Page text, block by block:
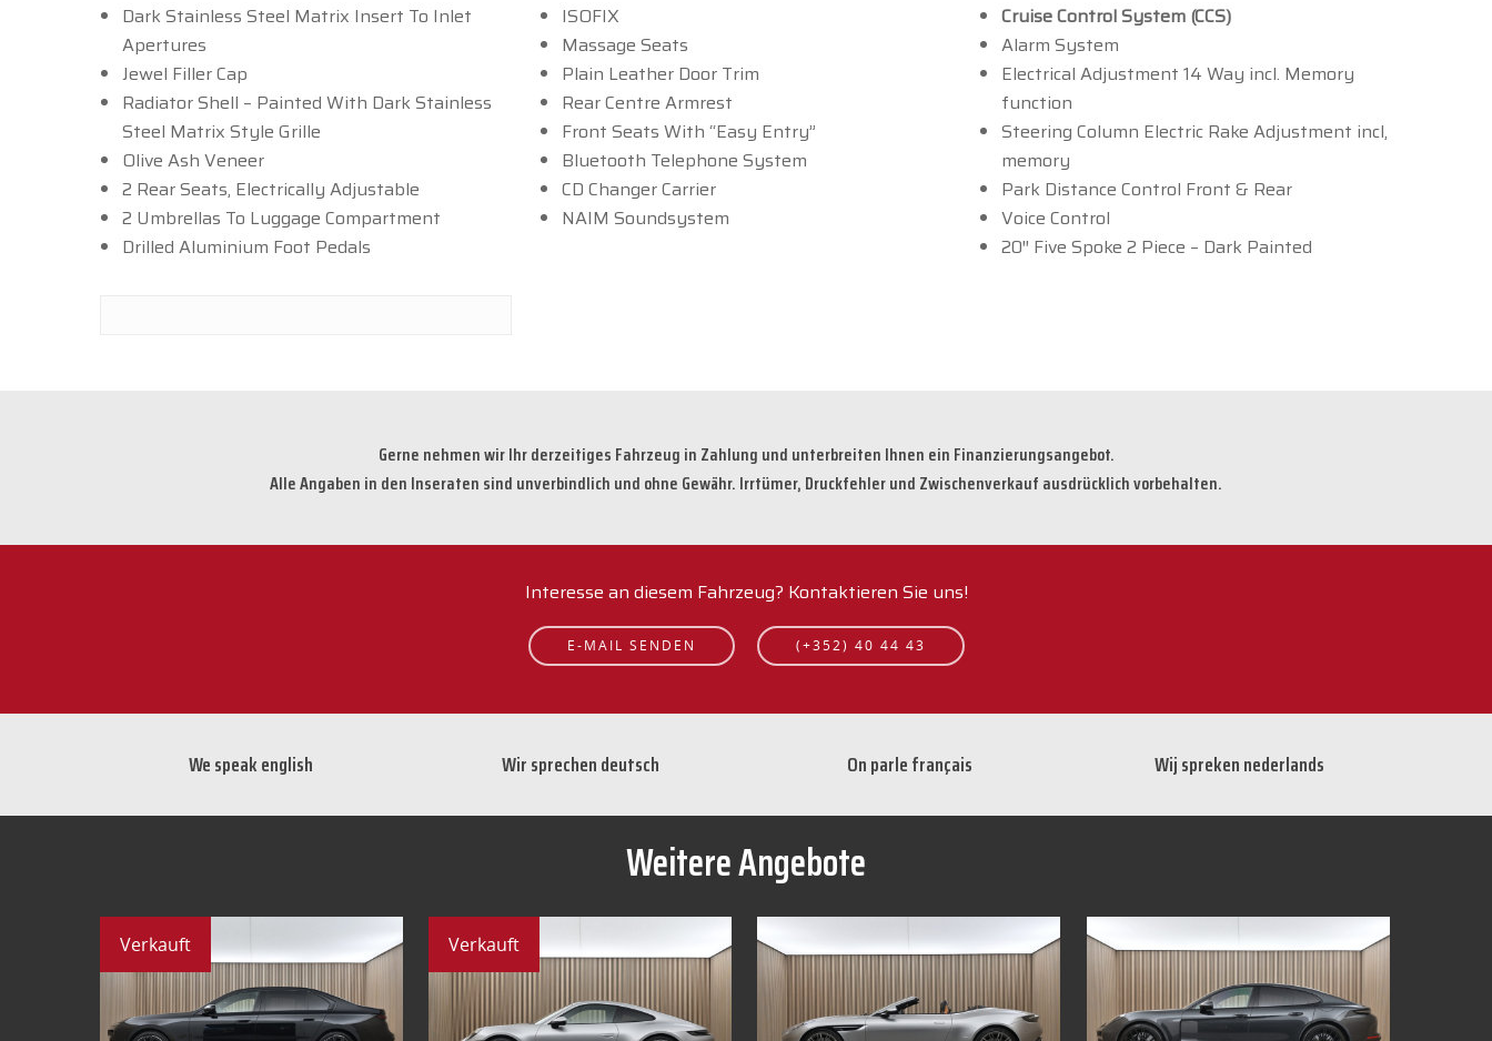
Dark Stainless Steel Matrix Insert To Inlet
Apertures
Jewel Filler Cap
Radiator Shell – Painted With Dark Stainless
Steel Matrix Style Grille
Olive Ash Veneer
2 Rear Seats, Electrically Adjustable
2 Umbrellas To Luggage Compartment
Drilled Aluminium Foot Pedals
ISOFIX
Massage Seats
Plain Leather Door Trim
Rear Centre Armrest
Front Seats With “Easy Entry”
Bluetooth Telephone System
CD Changer Carrier
NAIM Soundsystem
Cruise Control System (CCS)
Alarm System
Electrical Adjustment 14 Way incl. Memory
function
Steering Column Electric Rake Adjustment incl,
memory
Park Distance Control Front & Rear
Voice Control
20″ Five Spoke 2 Piece – Dark Painted
Gerne nehmen wir Ihr derzeitiges Fahrzeug in Zahlung und unterbreiten Ihnen ein Finanzierungsangebot.
Alle Angaben in den Inseraten sind unverbindlich und ohne Gewähr. Irrtümer, Druckfehler und Zwischenverkauf ausdrücklich vorbehalten.
Interesse an diesem Fahrzeug? Kontaktieren Sie uns!
E-MAIL SENDEN (+352) 40 44 43
We speak english Wir sprechen deutsch On parle français Wij spreken nederlands
Weitere Angebote
Verkauft Verkauft